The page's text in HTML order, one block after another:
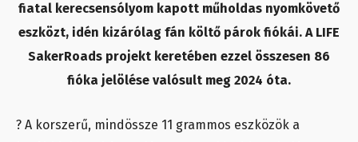
fiatal kerecsensólyom kapott műholdas nyomkövető
eszközt, idén kizárólag fán költő párok fiókái. A LIFE
SakerRoads projekt keretében ezzel összesen 86
fióka jelölése valósult meg 2024 óta.
? A korszerű, mindössze 11 grammos eszközök a